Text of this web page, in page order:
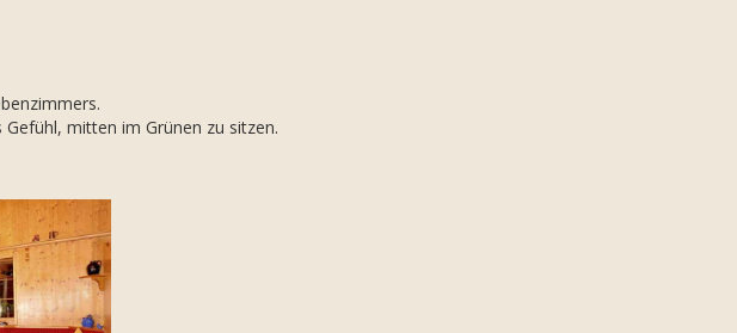
mitten im Grünen zu sitzen.